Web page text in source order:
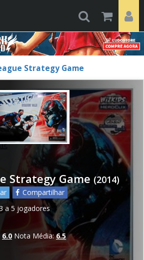
Strategy Game
Strategy Game (2014)
Compartilhar
a 5 jogadores
6.0 Nota Média:6.5